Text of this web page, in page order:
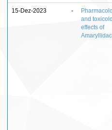
15-Dez-2023 -
and
effects of